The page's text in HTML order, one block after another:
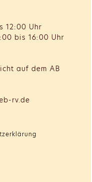
12:00 Uhr
bis 16:00 Uhr
auf dem AB
rv.de